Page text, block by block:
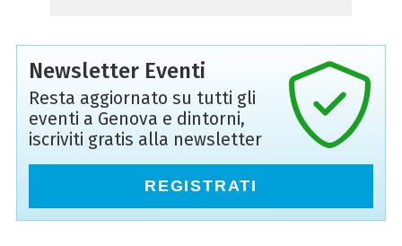
Newsletter Eventi
Resta aggiornato su tutti gli
eventi a Genova e dintorni,
iscriviti gratis alla newsletter
REGISTRATI